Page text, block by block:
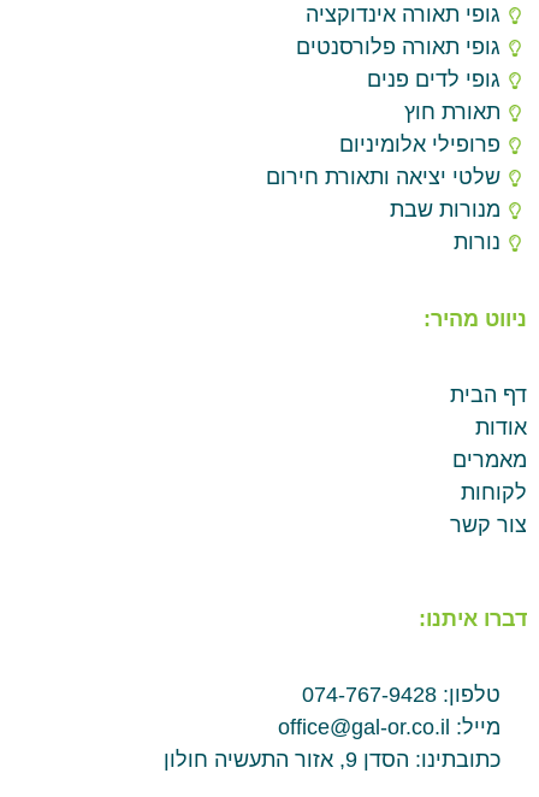
גופי תאורה אינדוקציה
גופי תאורה פלורסנטים
גופי לדים פנים
תאורת חוץ
פרופילי אלומיניום
שלטי יציאה ותאורת חירום
מנורות שבת
נורות
ניווט מהיר:
דף הבית
אודות
מאמרים
לקוחות
צור קשר
דברו איתנו:
טלפון: 074-767-9428
מייל: office@gal-or.co.il
כתובתינו: הסדן 9, אזור התעשיה חולון